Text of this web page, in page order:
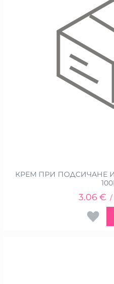
КРЕМ ПРИ ПОДСИЧАНЕ
3.06 € /